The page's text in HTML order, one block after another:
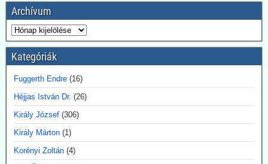
bejegyzésünkben tematizáltunk. De még így is van egy probléma:
Az idén jóval alacsonyabb a tűzesetek száma világszerte, mint a
regisztrálás 2003-as kezdete óta.
Ugyancsak az uncut-news számol be róla, Franciaországban idén
július 6-a óta 162 embert vettek őrizetbe szándékos tűzgyújtás
gyanújával.
2026.07.28. Blackout News: A feneketlen hordó
neve karbonsemlegesség - Németországban is
Németország az energiafordulat finanszírozására 2026-ra 23,7
milliárd eurót irányoz elő. Emellett Németország évi 10 milliárd
eurós nagyságrendben finanszíroz nemzetközi klímaprojekteket.
2026.07.28. Blackout News: Szardínia: Lángokban
Archívum
Kategóriák
Fuggerth Endre (16)
Héjjas István Dr. (26)
Király József (306)
Király Márton (1)
Korényi Zoltán (4)